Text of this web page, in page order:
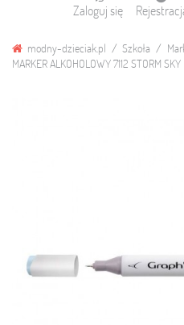
Zaloguj się
modny-dzieciak.pl Szkoła
MARKER ALKOHOLOWY 7112 STORM SKY